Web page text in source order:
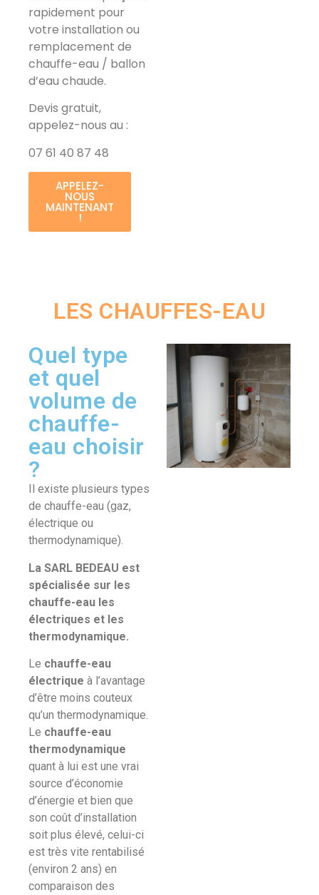
rapidement pour
votre installation ou
remplacement de
chauffe-eau / ballon
d’eau chaude.
Devis gratuit,
appelez-nous au :
07 61 40 87 48
APPELEZ-
NOUS
MAINTENANT
!
LES CHAUFFES-EAU
Quel type
et quel
volume de
chauffe-
eau choisir
?
Il existe plusieurs types
de chauffe-eau (gaz,
électrique ou
thermodynamique).
La SARL BEDEAU est
spécialisée sur les
chauffe-eau les
électriques et les
thermodynamique.
Le chauffe-eau
électrique à l’avantage
d’être moins couteux
qu’un thermodynamique.
Le chauffe-eau
thermodynamique
quant à lui est une vrai
source d’économie
d’énergie et bien que
son coût d’installation
soit plus élevé, celui-ci
est très vite rentabilisé
(environ 2 ans) en
comparaison des